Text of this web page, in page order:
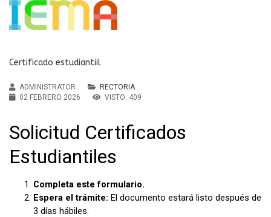
Certificado estudiantiil
ADMINISTRATOR
RECTORIA
02 FEBRERO 2026
VISTO: 409